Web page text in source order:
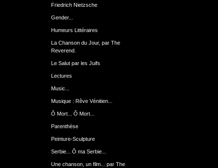
Friedrich Nietzsche
Gender...
Humeurs Littéraires
La Chanson du Jour, par The
Reverend.
Le Salut par les Juifs
Lectures
Music...
Musique : Rêve Vénitien...
Ô Mort... Ô Mort...
Parenthèse
Peinture-Sculpture
Serbie... Ô ma Serbie...
Une chanson, un film... par The